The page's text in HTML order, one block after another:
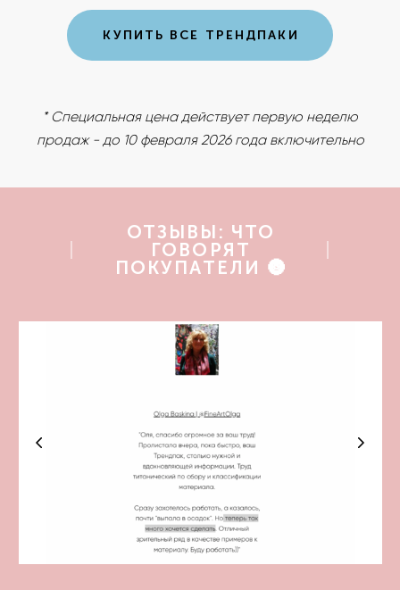
КУПИТЬ ВСЕ ТРЕНДПАКИ
* Cпециальная цена действует первую неделю
продаж - до 10 февраля 2026 года включительно
ОТЗЫВЫ: ЧТО
ГОВОРЯТ
ПОКУПАТЕЛИ 🌚